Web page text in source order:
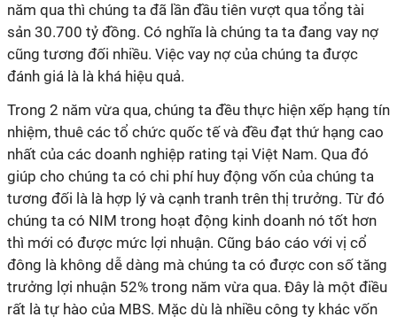
năm qua thì chúng ta đã lần đầu tiên vượt qua tổng tài
sản 30.700 tỷ đồng. Có nghĩa là chúng ta ta đang vay nợ
cũng tương đối nhiều. Việc vay nợ của chúng ta được
đánh giá là là khá hiệu quả.
Trong 2 năm vừa qua, chúng ta đều thực hiện xếp hạng tín
nhiệm, thuê các tổ chức quốc tế và đều đạt thứ hạng cao
nhất của các doanh nghiệp rating tại Việt Nam. Qua đó
giúp cho chúng ta có chi phí huy động vốn của chúng ta
tương đối là là hợp lý và cạnh tranh trên thị trưởng. Từ đó
chúng ta có NIM trong hoạt động kinh doanh nó tốt hơn
thì mới có được mức lợi nhuận. Cũng báo cáo với vị cổ
đông là không dễ dàng mà chúng ta có được con số tăng
trưởng lợi nhuận 52% trong năm vừa qua. Đây là một điều
rất là tự hào của MBS. Mặc dù là nhiều công ty khác vốn